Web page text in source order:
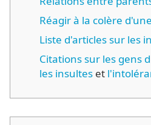
Réagir à la colère
Liste d'articles sur les
Citations sur les gens
les insultes et